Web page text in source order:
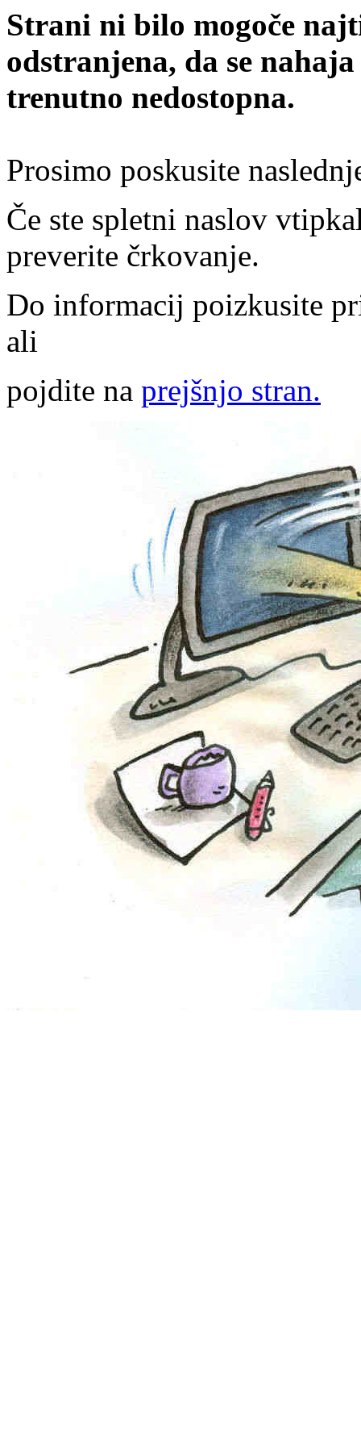
Strani ni bilo mogoče
odstranjena, da se
trenutno nedostopna.
Prosimo poskusite
Če ste spletni naslov
preverite črkovanje.
Do informacij poizkusite
ali
pojdite na prejšnjo stran.